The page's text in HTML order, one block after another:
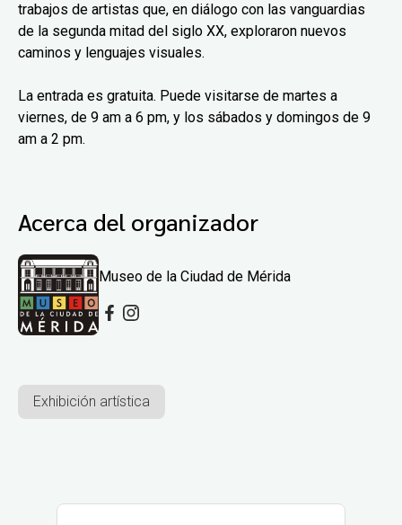
trabajos de artistas que, en diálogo con las vanguardias
de la segunda mitad del siglo XX, exploraron nuevos
caminos y lenguajes visuales.
La entrada es gratuita. Puede visitarse de martes a
viernes, de 9 am a 6 pm, y los sábados y domingos de 9
am a 2 pm.
Acerca del organizador
Museo de la Ciudad de Mérida
Exhibición artística